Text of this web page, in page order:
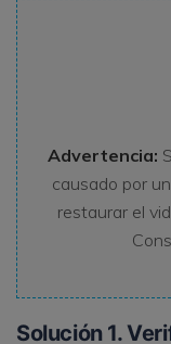
Advertencia:
causado por
restaurar el
Solución 1.